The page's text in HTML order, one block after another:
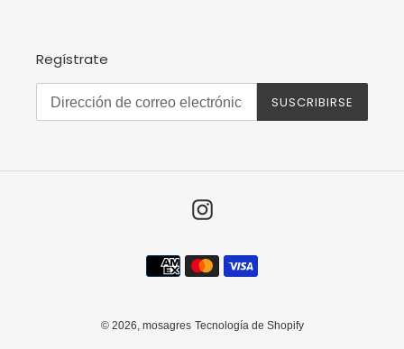
Regístrate
SUSCRIBIRSE
Instagram
Métodos
de
© 2026, mosagres Tecnología de Shopify